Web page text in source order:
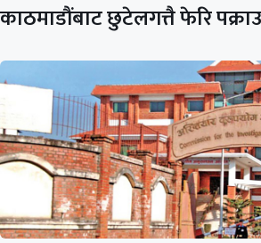
काठमाडौंबाट छुटेलगत्तै फेरि